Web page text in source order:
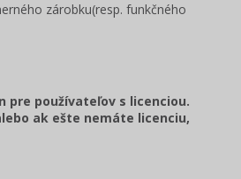
zárobku(resp. funkčného
pre používateľov s licenciou.
ak ešte nemáte licenciu,